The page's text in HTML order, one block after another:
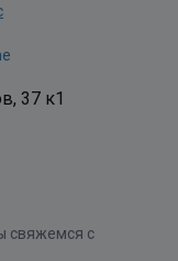
37 к1
свяжемся с